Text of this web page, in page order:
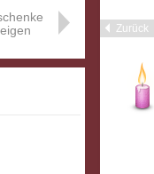
Zurück